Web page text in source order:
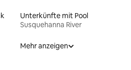
Unterkünfte mit Pool
Susquehanna River
Mehr anzeigen